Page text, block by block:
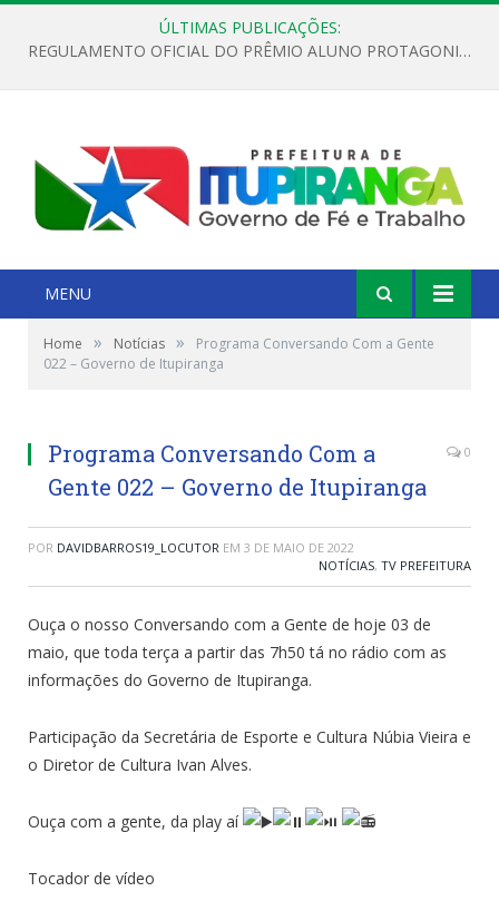
ÚLTIMAS PUBLICAÇÕES:
REGULAMENTO OFICIAL DO PRÊMIO ALUNO PROTAGONISTA – EDIÇÃO 2026
MENU
Home » Notícias »
Programa Conversando Com a Gente
022 – Governo de Itupiranga
Programa Conversando Com a
Gente 022 – Governo de Itupiranga
0
POR DAVIDBARROS19_LOCUTOR EM 3 DE MAIO DE 2022
NOTÍCIAS, TV PREFEITURA
Ouça o nosso Conversando com a Gente de hoje 03 de
maio, que toda terça a partir das 7h50 tá no rádio com as
informações do Governo de Itupiranga.
Participação da Secretária de Esporte e Cultura Núbia Vieira e
o Diretor de Cultura Ivan Alves.
Ouça com a gente, da play aí
Tocador de vídeo